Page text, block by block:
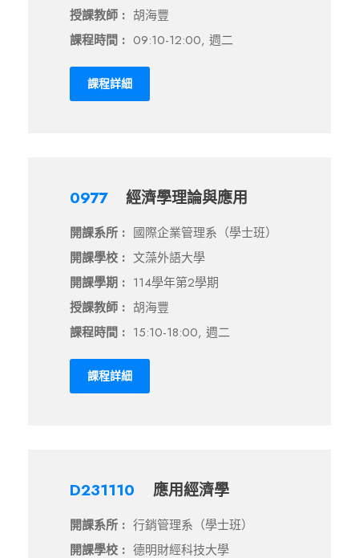
授課教師 : 胡海豐
課程時間 : 09:10-12:00, 週二
課程詳細
0977 經濟學理論與應用
開課系所 : 國際企業管理系（學士班）
開課學校 : 文藻外語大學
開課學期 : 114學年第2學期
授課教師 : 胡海豐
課程時間 : 15:10-18:00, 週二
課程詳細
D231110 應用經濟學
開課系所 : 行銷管理系（學士班）
開課學校 : 德明財經科技大學